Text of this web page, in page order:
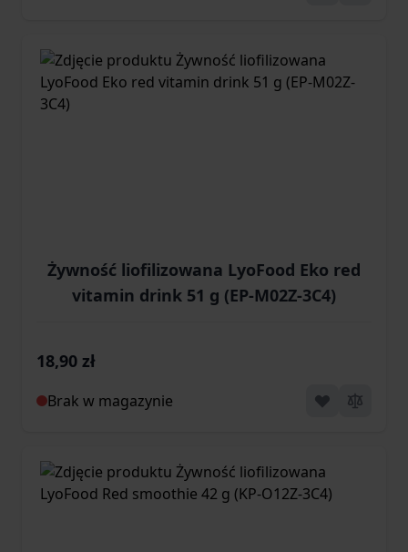
Żywność liofilizowana LyoFood Eko red
vitamin drink 51 g (EP-M02Z-3C4)
18,90 zł
Brak w magazynie